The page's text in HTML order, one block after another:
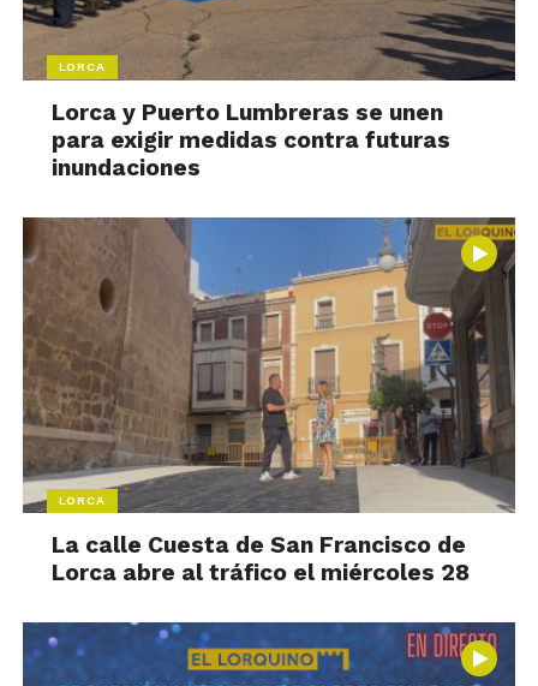
LORCA
Lorca y Puerto Lumbreras se unen
para exigir medidas contra futuras
inundaciones
LORCA
La calle Cuesta de San Francisco de
Lorca abre al tráfico el miércoles 28